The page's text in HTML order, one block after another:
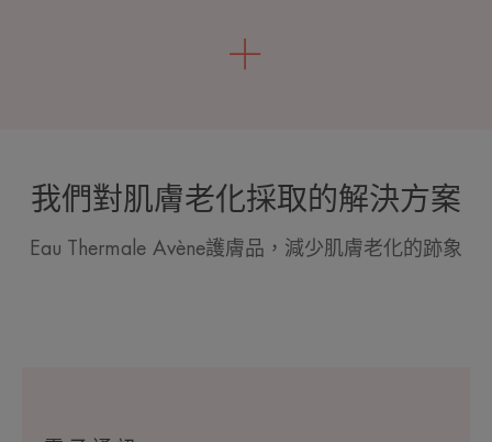
我們對肌膚老化採取的解決方案
Eau Thermale Avène護膚品，減少肌膚老化的跡象